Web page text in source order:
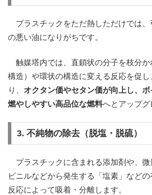
プラスチックをただ熱しただけでは、
の悪い油になりがちです。
触媒塔内では、直鎖状の分子を枝分か
構造）や環状の構造に変える反応を促し
り、 オクタン価やセタン価が向上し、
燃やしやすい高品位な燃料へとアップグ
3. 不純物の除去（脱塩・脱硫）
プラスチックに含まれる添加剤や、微
ビニルなどから発生する「塩素」など
反応によって吸着・分離します。